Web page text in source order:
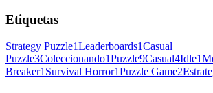
Etiquetas
Strategy Puzzle1Leaderboards1Casual
Puzzle3Coleccionando1Puzzle9Casual4Idle1
Breaker1 Survival Horror1Puzzle Game2